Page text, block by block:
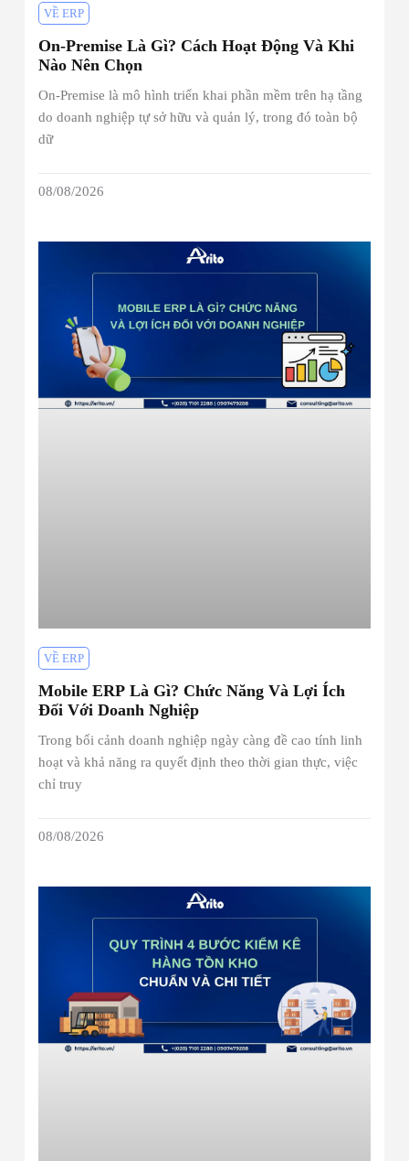
VỀ ERP
On-Premise Là Gì? Cách Hoạt Động Và Khi
Nào Nên Chọn
On-Premise là mô hình triển khai phần mềm trên hạ tầng
do doanh nghiệp tự sở hữu và quản lý, trong đó toàn bộ
dữ
08/08/2026
VỀ ERP
Mobile ERP Là Gì? Chức Năng Và Lợi Ích
Đối Với Doanh Nghiệp
Trong bối cảnh doanh nghiệp ngày càng đề cao tính linh
hoạt và khả năng ra quyết định theo thời gian thực, việc
chỉ truy
08/08/2026